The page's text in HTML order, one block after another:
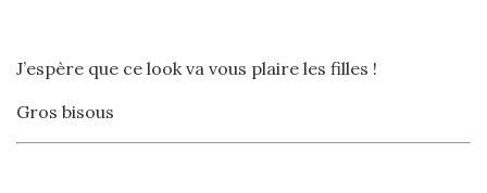
J’espère que ce look va vous plaire les filles !
Gros bisous